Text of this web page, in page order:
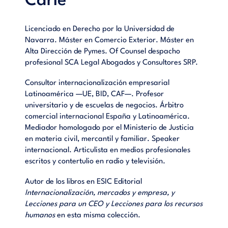
Licenciado en Derecho por la Universidad de
Navarra. Máster en Comercio Exterior. Máster en
Alta Dirección de Pymes. Of Counsel despacho
profesional SCA Legal Abogados y Consultores SRP.
Consultor internacionalización empresarial
Latinoamérica —UE, BID, CAF—. Profesor
universitario y de escuelas de negocios. Árbitro
comercial internacional España y Latinoamérica.
Mediador homologado por el Ministerio de Justicia
en materia civil, mercantil y familiar. Speaker
internacional. Articulista en medios profesionales
escritos y contertulio en radio y televisión.
Autor de los libros en ESIC Editorial
Internacionalización, mercados y empresa, y
Lecciones para un CEO y Lecciones para los recursos
humanosen esta misma colección.